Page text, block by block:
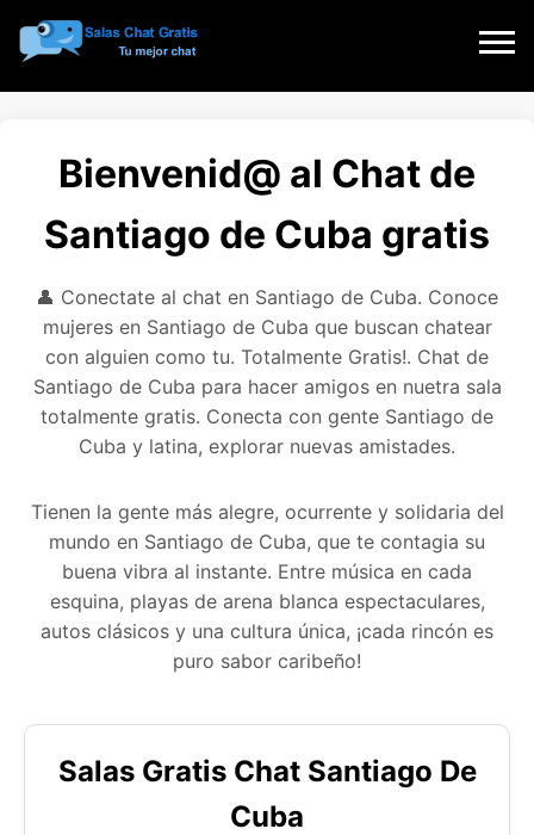
Bienvenid@ al Chat de
Santiago de Cuba gratis
👤 Conectate al chat en Santiago de Cuba. Conoce
mujeres en Santiago de Cuba que buscan chatear
con alguien como tu. Totalmente Gratis!. Chat de
Santiago de Cuba para hacer amigos en nuetra sala
totalmente gratis. Conecta con gente Santiago de
Cuba y latina, explorar nuevas amistades.
Tienen la gente más alegre, ocurrente y solidaria del
mundo en Santiago de Cuba, que te contagia su
buena vibra al instante. Entre música en cada
esquina, playas de arena blanca espectaculares,
autos clásicos y una cultura única, ¡cada rincón es
puro sabor caribeño!
Salas Gratis Chat Santiago De
Cuba